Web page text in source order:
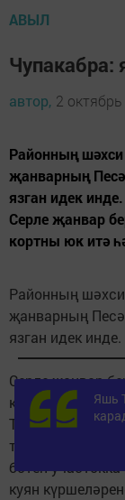
АВЫЛ
Чупакабра:
автор, 2
Районның
җанварның
язган идек
Серле җанвар
кортны юк итә
Районның
җанварның
язган идек
Серле җанвар
кортны юк итә
Таудагы
тетрәнеп искә
бөтен
куян
Яшь